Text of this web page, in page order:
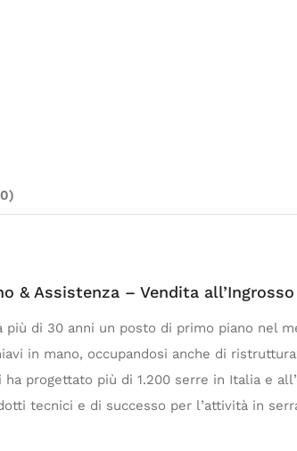
& Assistenza – Vendita
più di 30 anni un posto di primo piano nel
in mano, occupandosi anche di
ha progettato più di 1.200 serre in Italia e
tecnici e di successo per l’attività in